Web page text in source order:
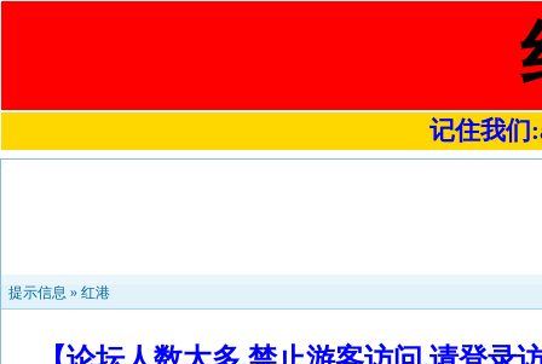
记住我们
提示信息 » 红港